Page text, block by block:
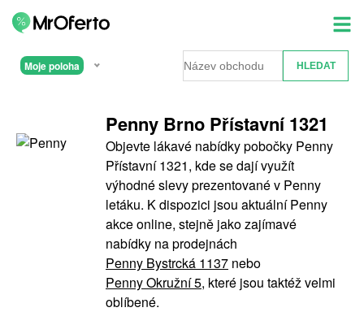
Moje poloha
Penny Brno Přístavní 1321
Objevte lákavé nabídky pobočky Penny
Přístavní 1321, kde se dají využít
výhodné slevy prezentované v Penny
letáku. K dispozici jsou aktuální Penny
akce online, stejně jako zajímavé
nabídky na prodejnách
Penny Bystrcká 1137 nebo
Penny Okružní 5, které jsou taktéž velmi
oblíbené.